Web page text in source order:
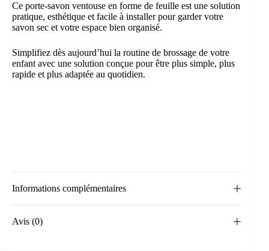
Ce porte-savon ventouse en forme de feuille est une solution
pratique, esthétique et facile à installer pour garder votre
savon sec et votre espace bien organisé.
Simplifiez dès aujourd’hui la routine de brossage de votre
enfant avec une solution conçue pour être plus simple, plus
rapide et plus adaptée au quotidien.
Informations complémentaires
Avis (0)